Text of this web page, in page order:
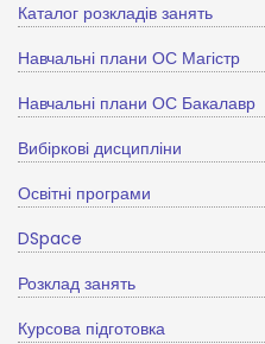
Каталог розкладів занять
Навчальні плани ОС Магістр
Навчальні плани ОС Бакалавр
Вибіркові дисципліни
Освітні програми
DSpace
Розклад занять
Курсова підготовка